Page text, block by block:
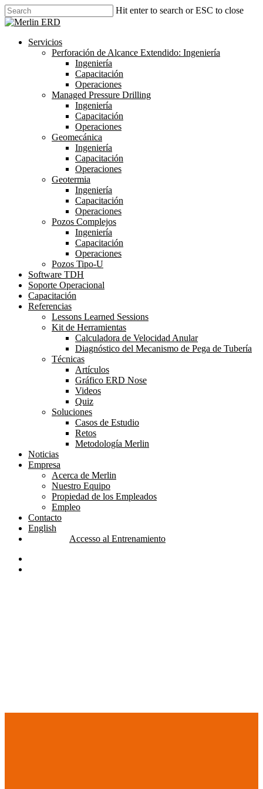
Skip
to
content
Hit enter to search or ESC to close
Close
search
Menu
Servicios
Perforación de Alcance Extendido: Ingeniería
Ingeniería
Capacitación
Operaciones
Managed Pressure Drilling
Ingeniería
Capacitación
Operaciones
Geomecánica
Ingeniería
Capacitación
Operaciones
Geotermia
Ingeniería
Capacitación
Operaciones
Pozos Complejos
Ingeniería
Capacitación
Operaciones
Pozos Tipo-U
Software TDH
Soporte Operacional
Capacitación
Referencias
Lessons Learned Sessions
Kit de Herramientas
Calculadora de Velocidad Anular
Diagnóstico del Mecanismo de Pega de Tubería
Técnicas
Artículos
Gráfico ERD Nose
Videos
Quiz
Soluciones
Casos de Estudio
Retos
Metodología Merlin
Noticias
Empresa
Acerca de Merlin
Nuestro Equipo
Propiedad de los Empleados
Empleo
Contacto
English
Accesso al Entrenamiento